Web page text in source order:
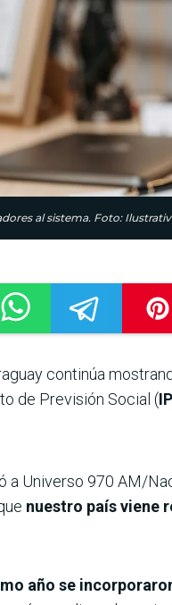
al sistema. Foto:
continúa
de Previsión Social (
a Universo 970 AM/
nuestro país viene
año se